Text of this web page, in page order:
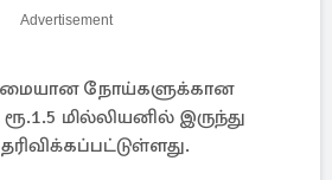
Advertisement
நோய்களுக்கான
மில்லியனில் இருந்து